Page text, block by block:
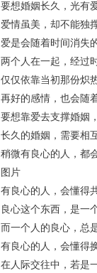
要想婚姻长久，光有
爱情虽美，却不能独
爱是会随着时间消失
两个人在一起，经过
仅仅依靠当初那份炽
再好的感情，也会随
要想靠爱去支撑婚姻
长久的婚姻，需要相
稍微有良心的人，都
图片
有良心的人，会懂得
良心这个东西，是一
而一个人的良心，总
有良心的人，会懂得
在人际交往中，若是